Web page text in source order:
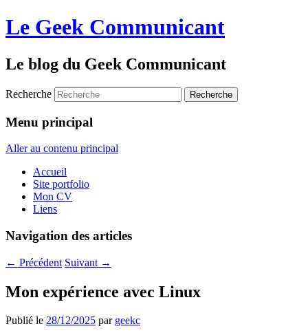
Le Geek Communicant
Le blog du Geek Communicant
Recherche
Menu principal
Aller au contenu principal
Accueil
Site portfolio
Mon CV
Liens
Navigation des articles
← Précédent Suivant →
Mon expérience avec Linux
Publié le 28/12/2025 par geekc